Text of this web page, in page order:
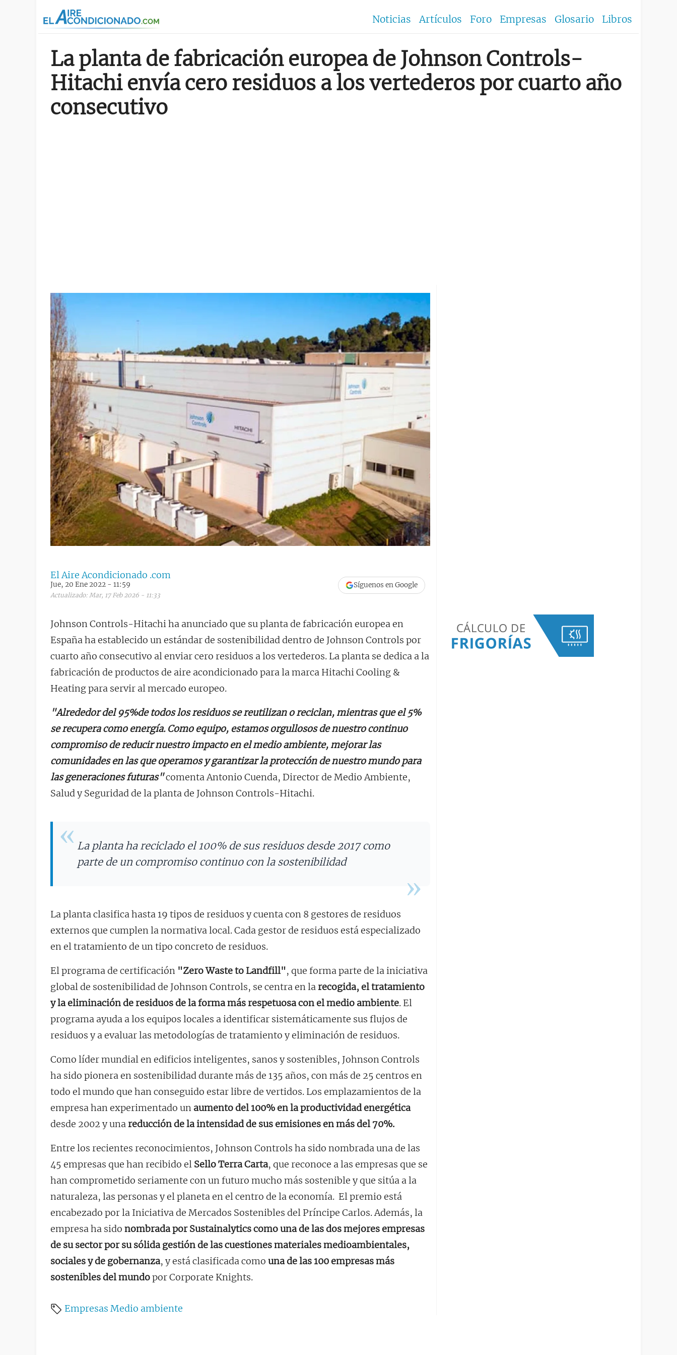
Noticias Artículos Foro Empresas Glosario Libros
La planta de fabricación europea de Johnson Controls-
Hitachi envía cero residuos a los vertederos por cuarto año
consecutivo
El Aire Acondicionado .com
Jue, 20 Ene 2022 - 11:59
Actualizado: Mar, 17 Feb 2026 - 11:33
Síguenos en Google
Johnson Controls-Hitachi ha anunciado que su planta de fabricación europea en
España ha establecido un estándar de sostenibilidad dentro de Johnson Controls por
cuarto año consecutivo al enviar cero residuos a los vertederos. La planta se dedica a la
fabricación de productos de aire acondicionado para la marca Hitachi Cooling &
Heating para servir al mercado europeo.
"Alrededor del 95%de todos los residuos se reutilizan o reciclan, mientras que el 5%
se recupera como energía. Como equipo, estamos orgullosos de nuestro continuo
compromiso de reducir nuestro impacto en el medio ambiente, mejorar las
comunidades en las que operamos y garantizar la protección de nuestro mundo para
las generaciones futuras"comenta Antonio Cuenda, Director de Medio Ambiente,
Salud y Seguridad de la planta de Johnson Controls-Hitachi.
La planta ha reciclado el 100% de sus residuos desde 2017 como
parte de un compromiso continuo con la sostenibilidad
La planta clasifica hasta 19 tipos de residuos y cuenta con 8 gestores de residuos
externos que cumplen la normativa local. Cada gestor de residuos está especializado
en el tratamiento de un tipo concreto de residuos.
El programa de certificación "Zero Waste to Landfill", que forma parte de la iniciativa
global de sostenibilidad de Johnson Controls, se centra en larecogida, el tratamiento
y la eliminación de residuos de la forma más respetuosa con el medio ambiente. El
programa ayuda a los equipos locales a identificar sistemáticamente sus flujos de
residuos y a evaluar las metodologías de tratamiento y eliminación de residuos.
Como líder mundial en edificios inteligentes, sanos y sostenibles, Johnson Controls
ha sido pionera en sostenibilidad durante más de 135 años, con más de 25 centros en
todo el mundo que han conseguido estar libre de vertidos. Los emplazamientos de la
empresa han experimentado un aumento del 100% en la productividad energética
desde 2002 y unareducción de la intensidad de sus emisiones en más del 70%.
Entre los recientes reconocimientos, Johnson Controls ha sido nombrada una de las
45 empresas que han recibido el Sello Terra Carta, que reconoce a las empresas que se
han comprometido seriamente con un futuro mucho más sostenible y que sitúa a la
naturaleza, las personas y el planeta en el centro de la economía. El premio está
encabezado por la Iniciativa de Mercados Sostenibles del Príncipe Carlos. Además, la
empresa ha sido nombrada por Sustainalytics como una de las dos mejores empresas
de su sector por su sólida gestión de las cuestiones materiales medioambientales,
sociales y de gobernanza, y está clasificada como una de las 100 empresas más
sostenibles del mundopor Corporate Knights.
Empresas Medio ambiente